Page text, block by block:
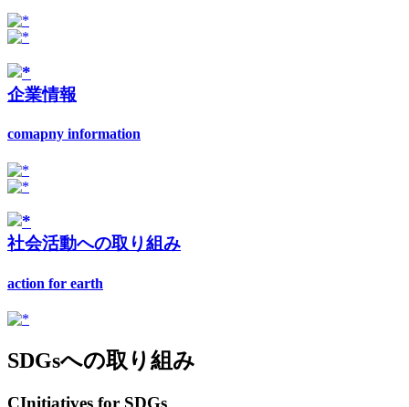
企業情報
comapny information
社会活動への取り組み
action for earth
SDGsへの取り組み
CInitiatives for SDGs